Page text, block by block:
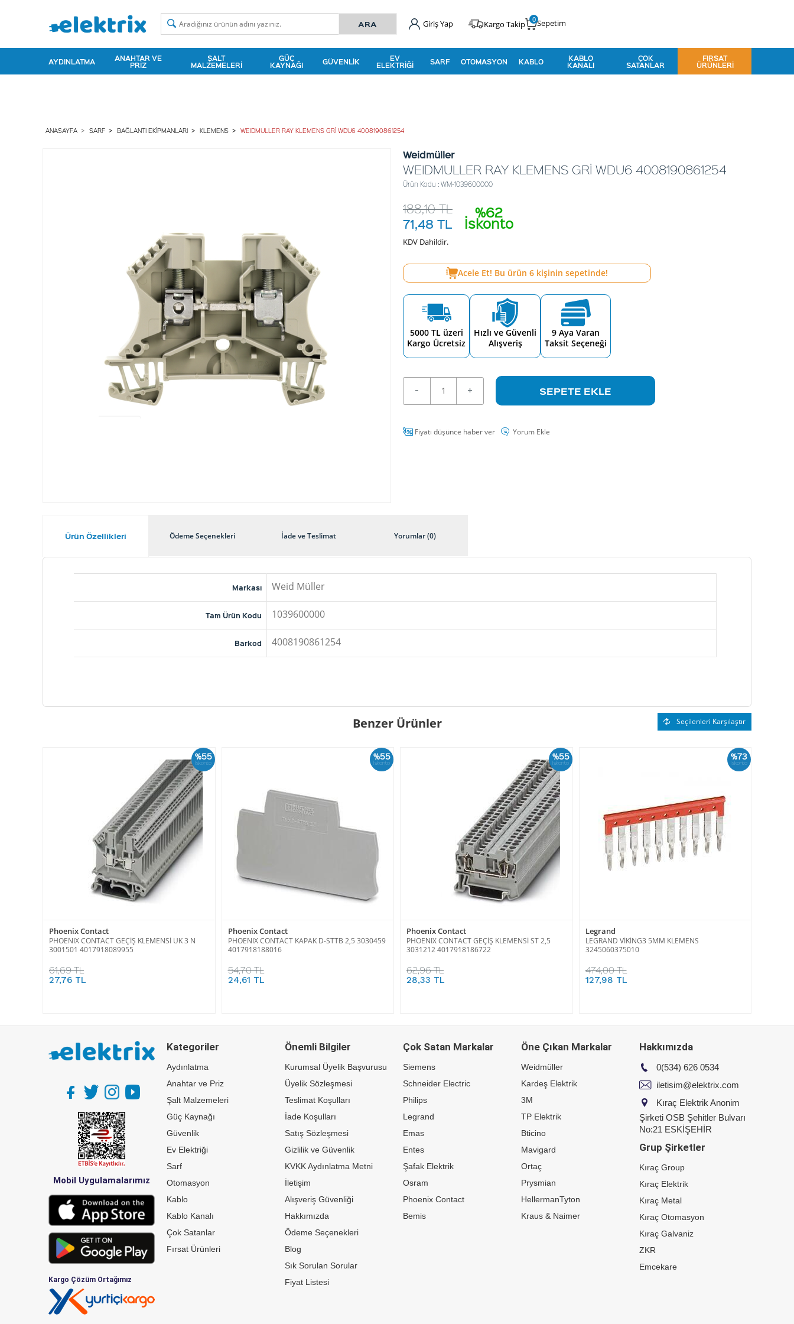
Giriş Yap Kargo Takip Sepetim
0
AYDINLATMA ANAHTAR VE
PRIZ
ŞALT
MALZEMELERI
GÜÇ
KAYNAĞI GÜVENLIK EV
ELEKTRIĞI SARF OTOMASYON KABLO KABLO
KANALI
ÇOK
SATANLAR
FIRSAT
ÜRÜNLERI
ANASAYFA SARF BAĞLANTI EKIPMANLARI KLEMENS WEIDMULLER RAY KLEMENS GRİ WDU6 4008190861254
Weidmüller
WEIDMULLER RAY KLEMENS GRİ WDU6 4008190861254
Ürün Kodu : WM-1039600000
%62
İskonto
188,10TL
71,48 TL
KDV Dahildir.
Acele Et! Bu ürün 6kişinin sepetinde!
5000 TL üzeri
Kargo Ücretsiz
Hızlı ve Güvenli
Alışveriş
9 Aya Varan
Taksit Seçeneği
SEPETE EKLE
Fiyatı düşünce haber ver Yorum Ekle
Ürün Özellikleri Ödeme Seçenekleri İade ve Teslimat Yorumlar (0)
Markası Weid Müller
Tam Ürün Kodu 1039600000
Barkod 4008190861254
Benzer Ürünler Seçilenleri Karşılaştır
%55
İskonto
Phoenix Contact
PHOENIX CONTACT GEÇİŞ KLEMENSİ UK 3 N
3001501 4017918089955
61,69 TL
27,76 TL
%55
İskonto
Phoenix Contact
PHOENIX CONTACT KAPAK D-STTB 2,5 3030459
4017918188016
54,70 TL
24,61 TL
%55
İskonto
Phoenix Contact
PHOENIX CONTACT GEÇİŞ KLEMENSİ ST 2,5
3031212 4017918186722
62,96 TL
28,33 TL
%73
İskonto
Legrand
LEGRAND VİKİNG3 5MM KLEMENS
3245060375010
474,00 TL
127,98 TL
Mobil Uygulamalarımız
Kargo Çözüm Ortağımız
Kategoriler
Aydınlatma
Anahtar ve Priz
Şalt Malzemeleri
Güç Kaynağı
Güvenlik
Ev Elektriği
Sarf
Otomasyon
Kablo
Kablo Kanalı
Çok Satanlar
Fırsat Ürünleri
Önemli Bilgiler
Kurumsal Üyelik Başvurusu
Üyelik Sözleşmesi
Teslimat Koşulları
İade Koşulları
Satış Sözleşmesi
Gizlilik ve Güvenlik
KVKK Aydınlatma Metni
İletişim
Alışveriş Güvenliği
Hakkımızda
Ödeme Seçenekleri
Blog
Sık Sorulan Sorular
Fiyat Listesi
Çok Satan Markalar
Siemens
Schneider Electric
Philips
Legrand
Emas
Entes
Şafak Elektrik
Osram
Phoenix Contact
Bemis
Öne Çıkan Markalar
Weidmüller
Kardeş Elektrik
3M
TP Elektrik
Bticino
Mavigard
Ortaç
Prysmian
HellermanTyton
Kraus & Naimer
Hakkımızda
0(534) 626 0534
iletisim@elektrix.com
Kıraç Elektrik Anonim
Şirketi OSB Şehitler Bulvarı
No:21 ESKİŞEHİR
Grup Şirketler
Kıraç Group
Kıraç Elektrik
Kıraç Metal
Kıraç Otomasyon
Kıraç Galvaniz
ZKR
Emcekare